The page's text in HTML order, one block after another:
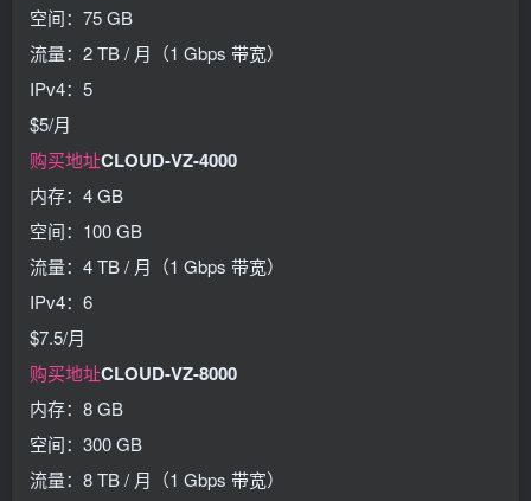
空间：75 GB
流量：2 TB / 月（1 Gbps 带宽）
IPv4：5
$5/月
购买地址CLOUD-VZ-4000
内存：4 GB
空间：100 GB
流量：4 TB / 月（1 Gbps 带宽）
IPv4：6
$7.5/月
购买地址CLOUD-VZ-8000
内存：8 GB
空间：300 GB
流量：8 TB / 月（1 Gbps 带宽）